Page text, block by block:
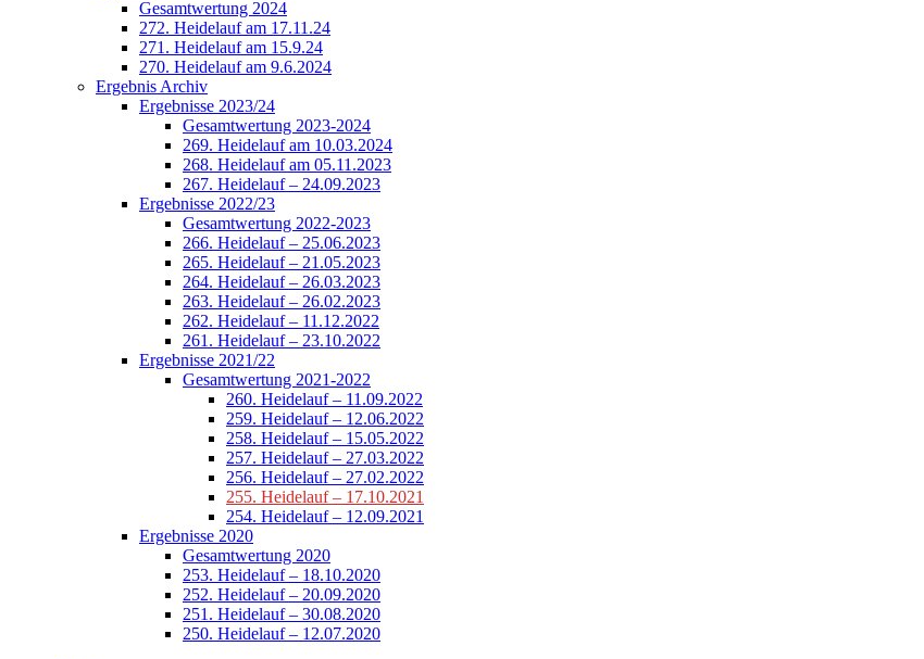
Gesamtwertung 2024
272. Heidelauf am 17.11.24
271. Heidelauf am 15.9.24
270. Heidelauf am 9.6.2024
Ergebnis Archiv
Ergebnisse 2023/24
Gesamtwertung 2023-2024
269. Heidelauf am 10.03.2024
268. Heidelauf am 05.11.2023
267. Heidelauf – 24.09.2023
Ergebnisse 2022/23
Gesamtwertung 2022-2023
266. Heidelauf – 25.06.2023
265. Heidelauf – 21.05.2023
264. Heidelauf – 26.03.2023
263. Heidelauf – 26.02.2023
262. Heidelauf – 11.12.2022
261. Heidelauf – 23.10.2022
Ergebnisse 2021/22
Gesamtwertung 2021-2022
260. Heidelauf – 11.09.2022
259. Heidelauf – 12.06.2022
258. Heidelauf – 15.05.2022
257. Heidelauf – 27.03.2022
256. Heidelauf – 27.02.2022
255. Heidelauf – 17.10.2021
254. Heidelauf – 12.09.2021
Ergebnisse 2020
Gesamtwertung 2020
253. Heidelauf – 18.10.2020
252. Heidelauf – 20.09.2020
251. Heidelauf – 30.08.2020
250. Heidelauf – 12.07.2020